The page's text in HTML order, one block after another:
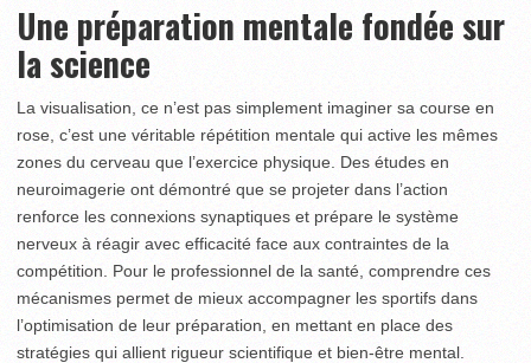
Une préparation mentale fondée sur
la science
La visualisation, ce n’est pas simplement imaginer sa course en
rose, c’est une véritable répétition mentale qui active les mêmes
zones du cerveau que l’exercice physique. Des études en
neuroimagerie ont démontré que se projeter dans l’action
renforce les connexions synaptiques et prépare le système
nerveux à réagir avec efficacité face aux contraintes de la
compétition. Pour le professionnel de la santé, comprendre ces
mécanismes permet de mieux accompagner les sportifs dans
l’optimisation de leur préparation, en mettant en place des
stratégies qui allient rigueur scientifique et bien-être mental.